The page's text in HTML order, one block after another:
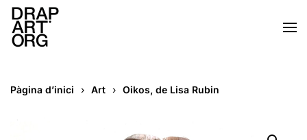
Skip to main content
Pàgina d’inici Art Oikos, de Lisa Rubin